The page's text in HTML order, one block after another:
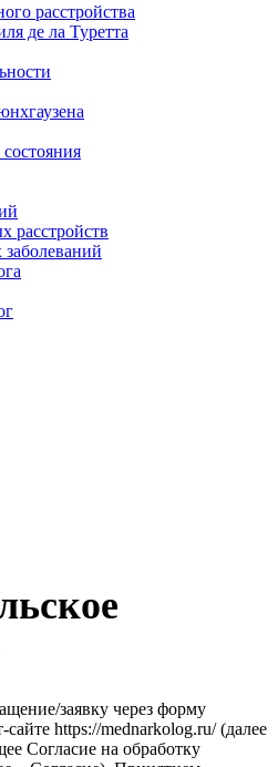
расстройства
де ла Туретта
расстройств
заявку через форму
https://mednarkolog.ru/ (далее
Согласие на обработку